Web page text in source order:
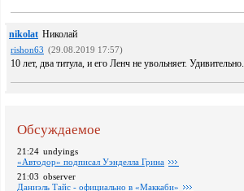
nikolat Николай
rishon63 (29.08.2019 17:57)
10 лет, два титула, и его Ленч не увольняет. Удивительно.
Обсуждаемое
21:24 undyings
«Автодор» подписал Уэнделла Грина
21:03 observer
Даниэль Тайс - официально в «Маккаби»